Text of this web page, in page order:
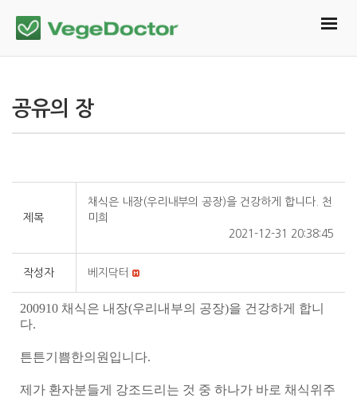
공유의 장
제목
채식은 내장(우리내부의 공장)을 건강하게 합니다. 천
미희
2021-12-31 20:38:45
작성자 베지닥터
200910 채식은 내장(우리내부의 공장)을 건강하게 합니
다.
튼튼기쁨한의원입니다.
제가 환자분들게 강조드리는 것 중 하나가 바로 채식위주